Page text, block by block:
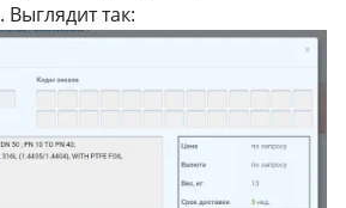
. Выглядит так: